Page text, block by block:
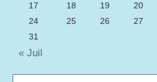
17
18 19 20
24
25 26 27
31
« Juil